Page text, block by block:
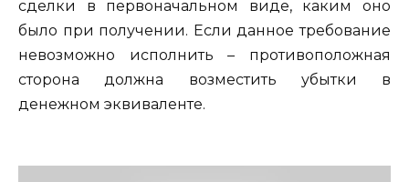
сделки в первоначальном виде, каким оно
было при получении. Если данное требование
невозможно исполнить – противоположная
сторона должна возместить убытки в
денежном эквиваленте.